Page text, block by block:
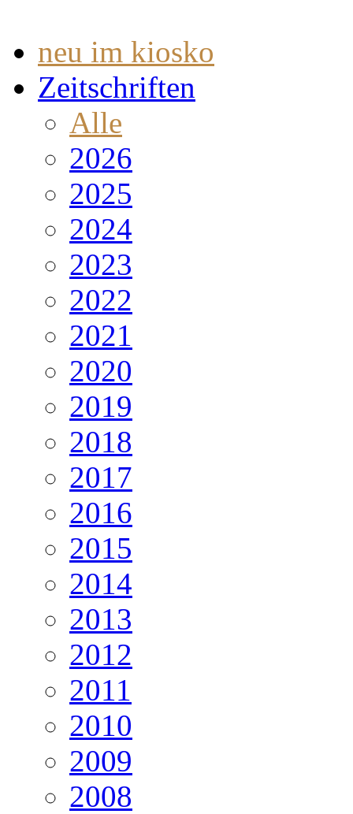
neu im kiosko
Zeitschriften
Alle
2026
2025
2024
2023
2022
2021
2020
2019
2018
2017
2016
2015
2014
2013
2012
2011
2010
2009
2008